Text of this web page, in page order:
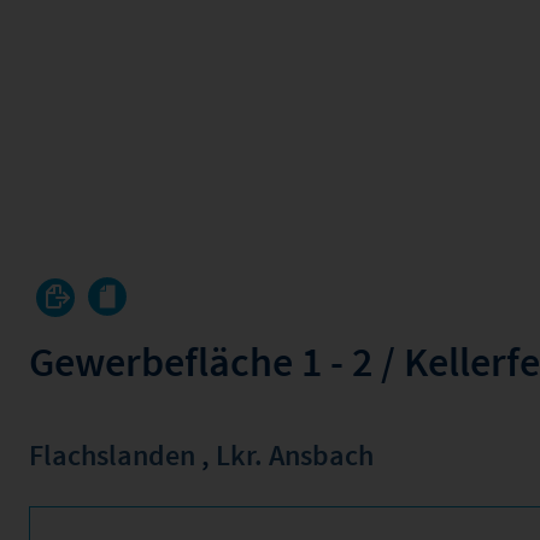
Gewerbefläche 1 - 2 /
Flachslanden , Lkr. Ansbach